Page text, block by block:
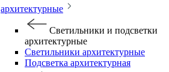
архитектурные
Светильники и подсветки
архитектурные
Светильники архитектурные
Подсветка архитектурная